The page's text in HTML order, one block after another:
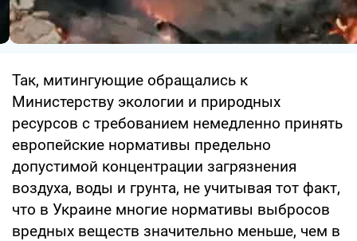
Так, митингующие обращались к
Министерству экологии и природных
ресурсов с требованием немедленно принять
европейские нормативы предельно
допустимой концентрации загрязнения
воздуха, воды и грунта, не учитывая тот факт,
что в Украине многие нормативы выбросов
вредных веществ значительно меньше, чем в